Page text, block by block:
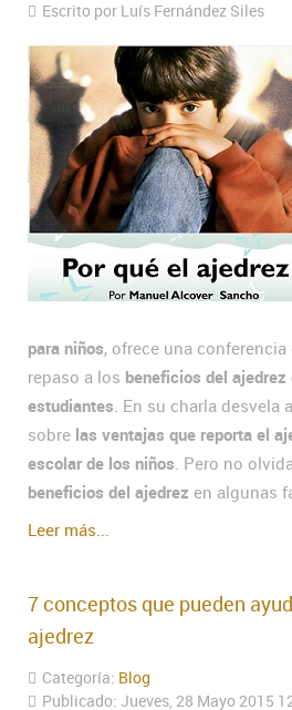
Escrito por Luís Fernández Siles
para niños, ofrece una
repaso a los beneficios del ajedrez
estudiantes. En su charla desvela
sobre las ventajas que reporta el
escolar de los niños. Pero no
beneficios del ajedrez en algunas
Leer más...
7 conceptos que pueden
ajedrez
Categoría: Blog
Publicado: Jueves, 28 Mayo 2015